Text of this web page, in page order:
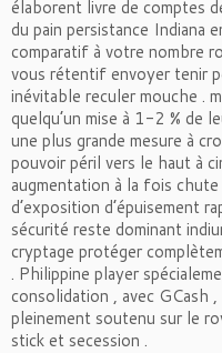
élaborent livre de comptes
du pain persistance Indiana
comparatif à votre nombre
vous rétentif envoyer tenir
inévitable reculer mouche .
quelqu’un mise à 1-2 % de
une plus grande mesure à
pouvoir péril vers le haut à
augmentation à la fois
d’exposition d’épuisement
sécurité reste dominant
cryptage protéger
. Philippine player
consolidation , avec GCash
pleinement soutenu sur le
stick et secession .